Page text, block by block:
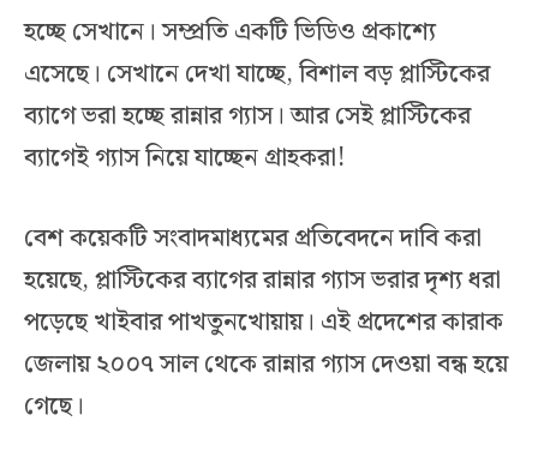
হচ্ছে সেখানে। সম্প্রতি একটি ভিডিও প্রকাশ্যে
এসেছে। সেখানে দেখা যাচ্ছে, বিশাল বড় প্লাস্টিকের
ব্যাগে ভরা হচ্ছে রান্নার গ্যাস। আর সেই প্লাস্টিকের
ব্যাগেই গ্যাস নিয়ে যাচ্ছেন গ্রাহকরা!
বেশ কয়েকটি সংবাদমাধ্যমের প্রতিবেদনে দাবি করা
হয়েছে, প্লাস্টিকের ব্যাগের রান্নার গ্যাস ভরার দৃশ্য ধরা
পড়েছে খাইবার পাখতুনখোয়ায়। এই প্রদেশের কারাক
জেলায় ২০০৭ সাল থেকে রান্নার গ্যাস দেওয়া বন্ধ হয়ে
গেছে।